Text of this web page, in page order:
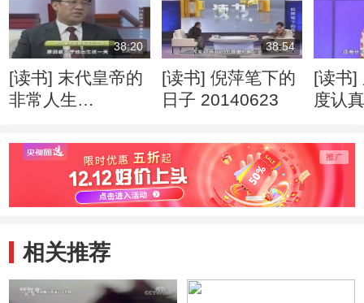
38:20
[读书] 末代皇帝的
非常人生
38:54
[读书] 倪萍笔下的
日子 20140623
[读书]
度认
相关推荐